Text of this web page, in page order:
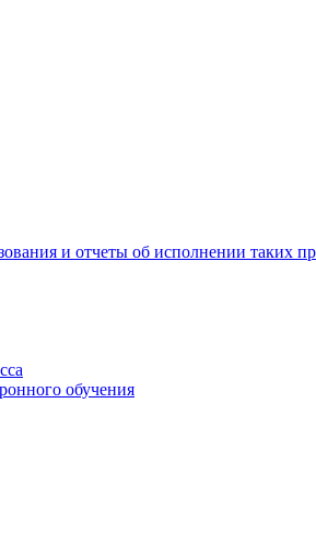
и отчеты об исполнении таких
обучения